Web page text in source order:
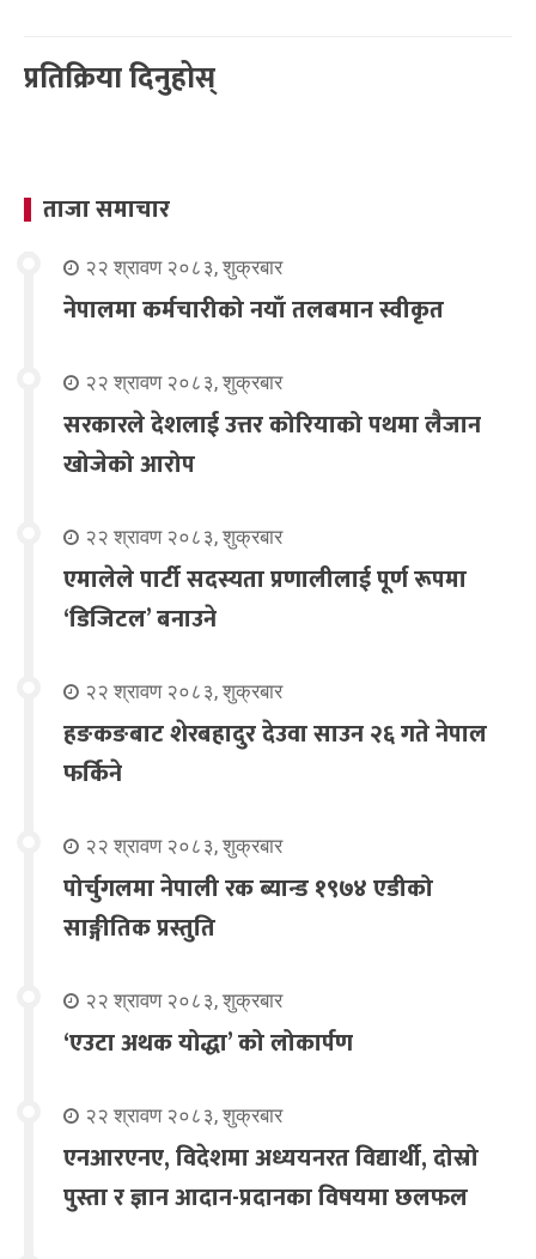
प्रतिक्रिया दिनुहोस्
ताजा समाचार
२२ श्रावण २०८३, शुक्रबार
नेपालमा कर्मचारीको नयाँ तलबमान स्वीकृत
२२ श्रावण २०८३, शुक्रबार
सरकारले देशलाई उत्तर कोरियाको पथमा लैजान
खोजेको आरोप
२२ श्रावण २०८३, शुक्रबार
एमालेले पार्टी सदस्यता प्रणालीलाई पूर्ण रूपमा
‘डिजिटल’ बनाउने
२२ श्रावण २०८३, शुक्रबार
हङकङबाट शेरबहादुर देउवा साउन २६ गते नेपाल
फर्किने
२२ श्रावण २०८३, शुक्रबार
पोर्चुगलमा नेपाली रक ब्यान्ड १९७४ एडीको
साङ्गीतिक प्रस्तुति
२२ श्रावण २०८३, शुक्रबार
‘एउटा अथक योद्धा’ को लोकार्पण
२२ श्रावण २०८३, शुक्रबार
एनआरएनए, विदेशमा अध्ययनरत विद्यार्थी, दोस्रो
पुस्ता र ज्ञान आदान-प्रदानका विषयमा छलफल